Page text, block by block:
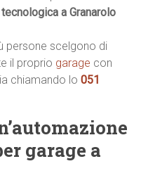
a Granarolo
persone scelgono di
il proprio garage con
chiamando lo051
garage a